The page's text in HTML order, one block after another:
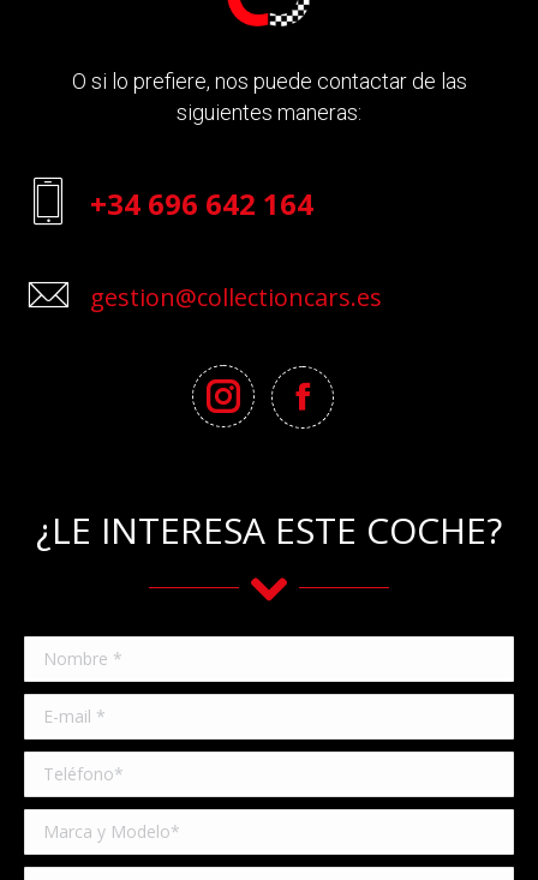
O si lo prefiere, nos puede contactar de las
siguientes maneras:
+34 696 642 164
gestion@collectioncars.es
¿LE INTERESA ESTE COCHE?